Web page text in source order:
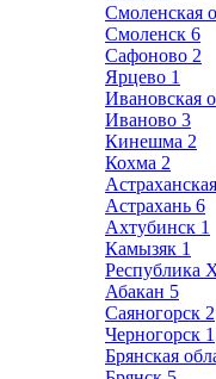
Смоленская
Смоленск 6
Сафоново 2
Ярцево 1
Ивановская
Иваново 3
Кинешма 2
Кохма 2
Астрахань 6
Ахтубинск 1
Камызяк 1
Республика
Абакан 5
Саяногорск 2
Черногорск 1
Брянская